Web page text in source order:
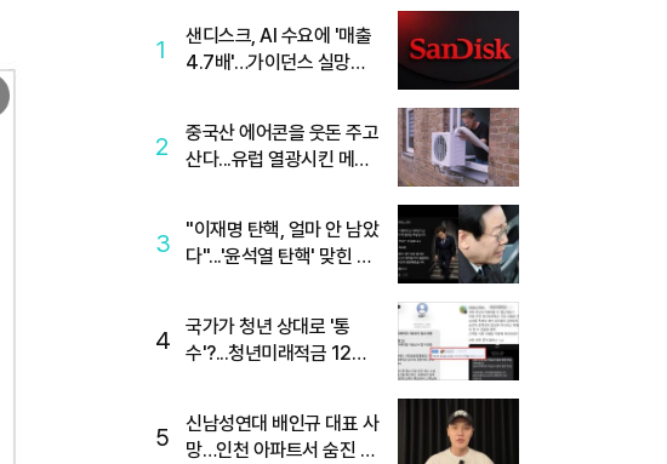
1
샌디스크, AI 수요에 '매출
4.7배'…가이던스 실망에
2
중국산 에어콘을 웃돈 주고
산다...유럽 열광시킨 메이
3
"이재명 탄핵, 얼마 안 남았
다"...'윤석열 탄핵' 맞힌 무
4
국가가 청년 상대로 '통
수'?...청년미래적금 12%
5
신남성연대 배인규 대표 사
망…인천 아파트서 숨진 채